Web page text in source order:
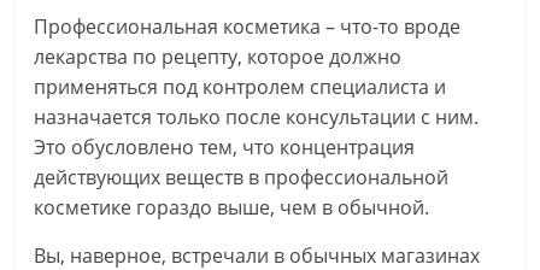
Профессиональная косметика – что-то вроде
лекарства по рецепту, которое должно
применяться под контролем специалиста и
назначается только после консультации с ним.
Это обусловлено тем, что концентрация
действующих веществ в профессиональной
косметике гораздо выше, чем в обычной.
Вы, наверное, встречали в обычных магазинах